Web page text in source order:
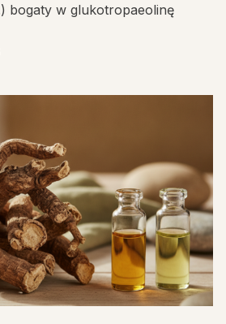
bogaty w glukotropaeolinę